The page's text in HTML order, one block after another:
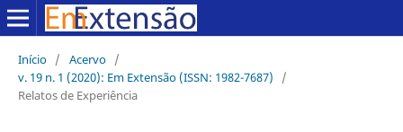
Início / Acervo /
v. 19 n. 1 (2020): Em Extensão (ISSN: 1982-7687)
/
Relatos de Experiência